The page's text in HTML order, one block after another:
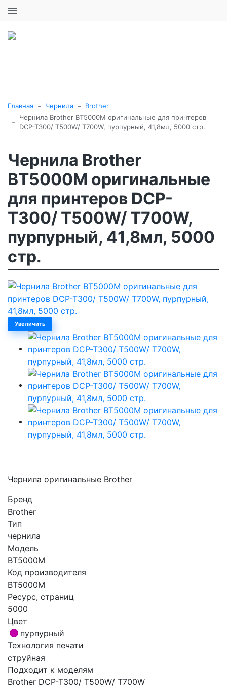
Главная - Чернила - Brother
-
Чернила Brother BT5000M оригинальные для принтеров
DCP-T300/ T500W/ T700W, пурпурный, 41,8мл, 5000 стр.
Чернила Brother
BT5000M оригинальные
для принтеров DCP-
T300/ T500W/ T700W,
пурпурный, 41,8мл, 5000
стр.
Увеличить
Чернила оригинальные Brother
Бренд
Brother
Тип
чернила
Модель
BT5000M
Код производителя
BT5000M
Ресурс, страниц
5000
Цвет
пурпурный
Технология печати
струйная
Подходит к моделям
Brother DCP-T300/ T500W/ T700W